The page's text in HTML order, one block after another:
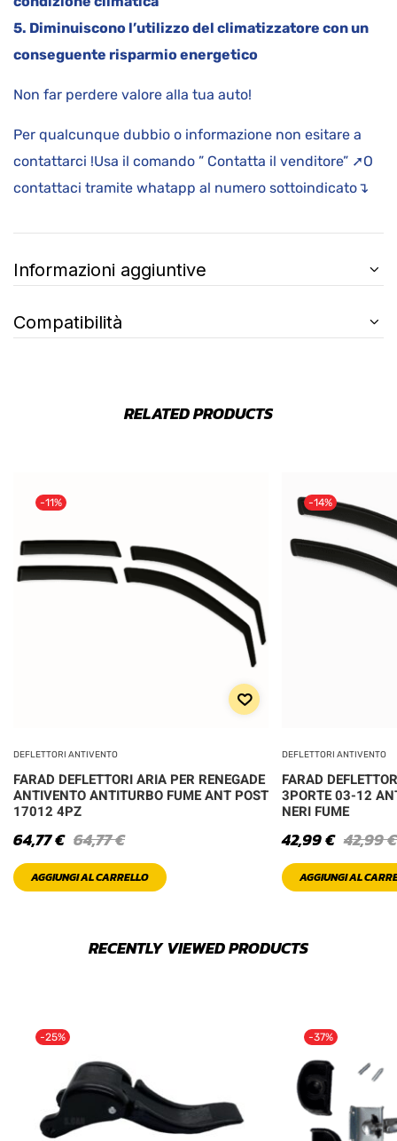
5. Diminuiscono l’utilizzo del climatizzatore con un
conseguente risparmio energetico
Non far perdere valore alla tua auto!
Per qualcunque dubbio o informazione non esitare a
contattarci !Usa il comando ” Contatta il venditore” ➚O
contattaci tramite whatapp al numero sottoindicato↴
Informazioni aggiuntive
Compatibilità
RELATED PRODUCTS
-11%
DEFLETTORI ANTIVENTO
FARAD DEFLETTORI ARIA PER RENEGADE
ANTIVENTO ANTITURBO FUME ANT POST
17012 4PZ
64,77€
64,77€
AGGIUNGI AL CARRELLO
-14%
DEFLETTORI ANTIVENTO
FARAD
3PORTE 03-12
NERI FUME
42,99€
42,99€
AGGIUNGI AL
RECENTLY VIEWED PRODUCTS
-25% -37%